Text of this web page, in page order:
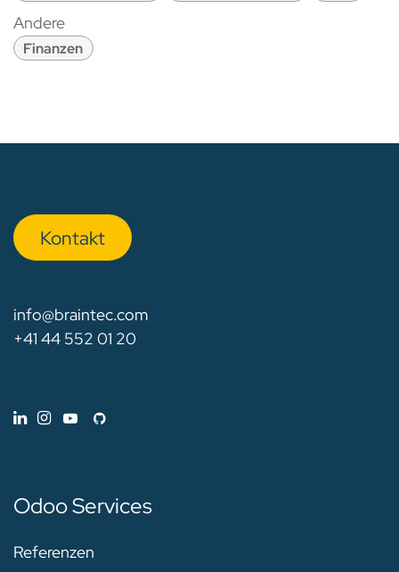
Andere
Finanzen
Kon​​​​​​ta​​kt
info@braintec.com
+41 44 552 01 20
Odoo Services
Referenzen